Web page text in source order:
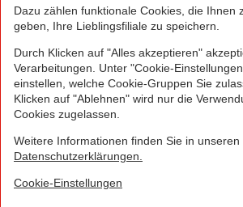
Irrtümer durch Schreib-, Programmier-
Datenübertragungsfehler sind vorbehalten.
© 2016 - 2026 NORMA
Stiftung & Co. KG
Sitemap Kontakt
Barrierefreiheitserklärung Compliance